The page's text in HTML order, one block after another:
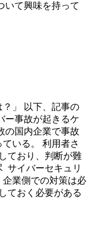
いて興味を持って
」 以下、記事の
ー事故が起きるケ
の国内企業で事故
いる。 利用者さ
ており、判断が難
サイバーセキュリ
業側での対策は必
ておく必要がある